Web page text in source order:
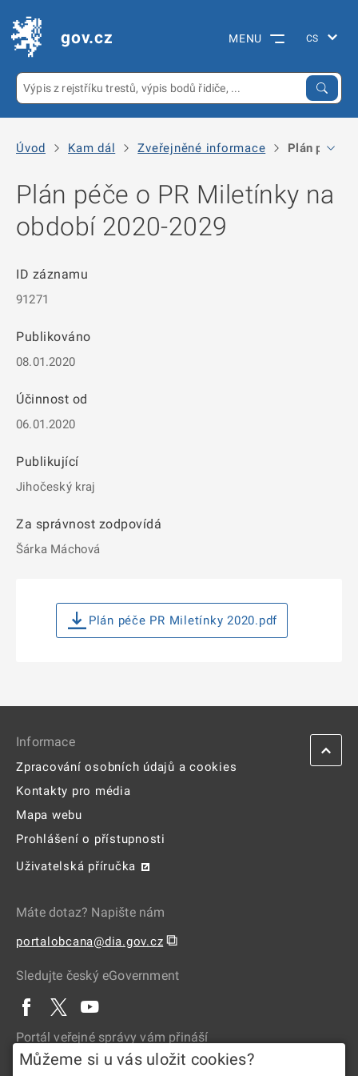
gov.cz MENU
Úvod Kam dál Zveřejněné informace Plán péče
Plán péče o PR Miletínky na
období 2020-2029
ID záznamu
91271
Publikováno
08.01.2020
Účinnost od
06.01.2020
Publikující
Jihočeský kraj
Za správnost zodpovídá
Šárka Máchová
Plán péče PR Miletínky 2020.pdf
Informace
Zpracování osobních údajů a cookies
Kontakty pro média
Mapa webu
Prohlášení o přístupnosti
Uživatelská příručka
Máte dotaz? Napište nám
portalobcana@dia.gov.cz ⧉
Sledujte český eGovernment
Portál veřejné správy vám přináší
Můžeme si u vás uložit cookies?